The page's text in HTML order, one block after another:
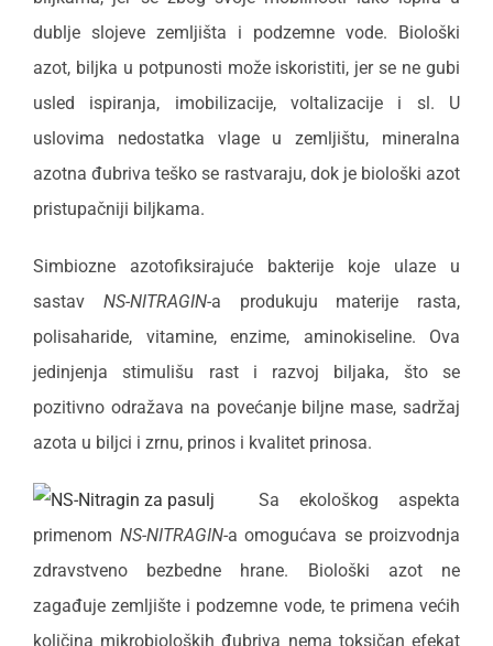
dublje slojeve zemljišta i podzemne vode. Biološki
azot, biljka u potpunosti može iskoristiti, jer se ne gubi
usled ispiranja, imobilizacije, voltalizacije i sl. U
uslovima nedostatka vlage u zemljištu, mineralna
azotna đubriva teško se rastvaraju, dok je biološki azot
pristupačniji biljkama.
Simbiozne azotofiksirajuće bakterije koje ulaze u
sastav NS-NITRAGIN-a produkuju materije rasta,
polisaharide, vitamine, enzime, aminokiseline. Ova
jedinjenja stimulišu rast i razvoj biljaka, što se
pozitivno odražava na povećanje biljne mase, sadržaj
azota u biljci i zrnu, prinos i kvalitet prinosa.
Sa ekološkog aspekta
primenom NS-NITRAGIN-a omogućava se proizvodnja
zdravstveno bezbedne hrane. Biološki azot ne
zagađuje zemljište i podzemne vode, te primena većih
količina mikrobioloških đubriva nema toksičan efekat